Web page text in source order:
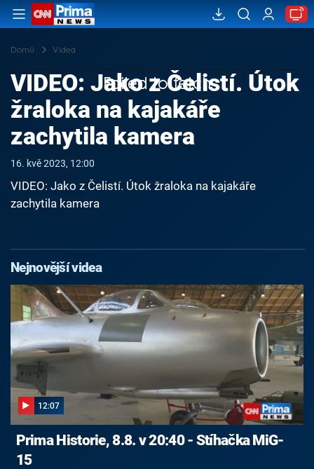
Domů Videa
Failed to fetch
VIDEO: Jako z Čelistí. Útok
žraloka na kajakáře
zachytila kamera
16. kvě 2023, 12:00
VIDEO: Jako z Čelistí. Útok žraloka na kajakáře
zachytila kamera
Nejnovější videa
12:07
Prima Historie, 8.8. v 20:40 - Stíhačka MiG-
15